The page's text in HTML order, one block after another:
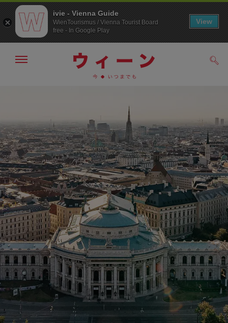
へ
ジ
の
ト
ッ
プ
へ
メ
非
表
示
ivie - Vienna Guide
WienTourismus / Vienna Tourist Board
free - In Google Play
View